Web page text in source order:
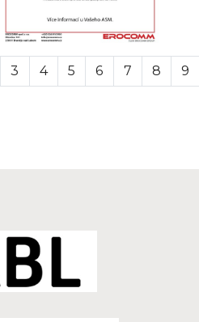
3 4 5 6 7 8 9